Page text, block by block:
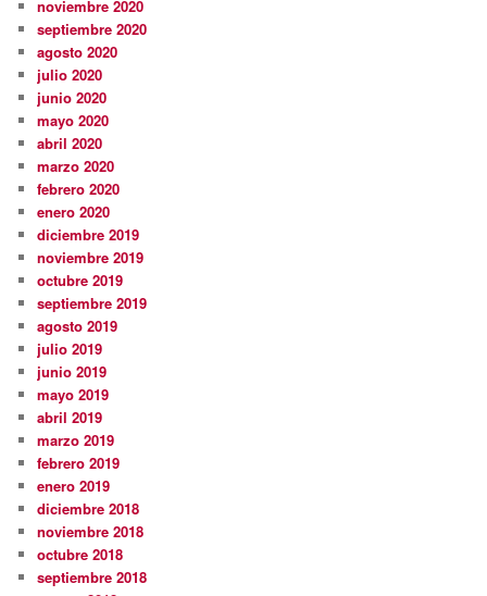
noviembre 2020
septiembre 2020
agosto 2020
julio 2020
junio 2020
mayo 2020
abril 2020
marzo 2020
febrero 2020
enero 2020
diciembre 2019
noviembre 2019
octubre 2019
septiembre 2019
agosto 2019
julio 2019
junio 2019
mayo 2019
abril 2019
marzo 2019
febrero 2019
enero 2019
diciembre 2018
noviembre 2018
octubre 2018
septiembre 2018